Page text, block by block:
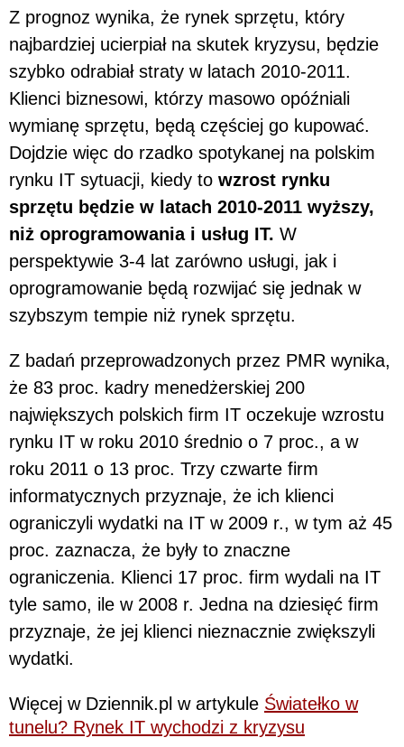
Z prognoz wynika, że rynek sprzętu, który
najbardziej ucierpiał na skutek kryzysu, będzie
szybko odrabiał straty w latach 2010-2011.
Klienci biznesowi, którzy masowo opóźniali
wymianę sprzętu, będą częściej go kupować.
Dojdzie więc do rzadko spotykanej na polskim
rynku IT sytuacji, kiedy to wzrost rynku
sprzętu będzie w latach 2010-2011 wyższy,
niż oprogramowania i usług IT. W
perspektywie 3-4 lat zarówno usługi, jak i
oprogramowanie będą rozwijać się jednak w
szybszym tempie niż rynek sprzętu.
Z badań przeprowadzonych przez PMR wynika,
że 83 proc. kadry menedżerskiej 200
największych polskich firm IT oczekuje wzrostu
rynku IT w roku 2010 średnio o 7 proc., a w
roku 2011 o 13 proc. Trzy czwarte firm
informatycznych przyznaje, że ich klienci
ograniczyli wydatki na IT w 2009 r., w tym aż 45
proc. zaznacza, że były to znaczne
ograniczenia. Klienci 17 proc. firm wydali na IT
tyle samo, ile w 2008 r. Jedna na dziesięć firm
przyznaje, że jej klienci nieznacznie zwiększyli
wydatki.
Więcej w Dziennik.pl w artykule Światełko w
tunelu? Rynek IT wychodzi z kryzysu